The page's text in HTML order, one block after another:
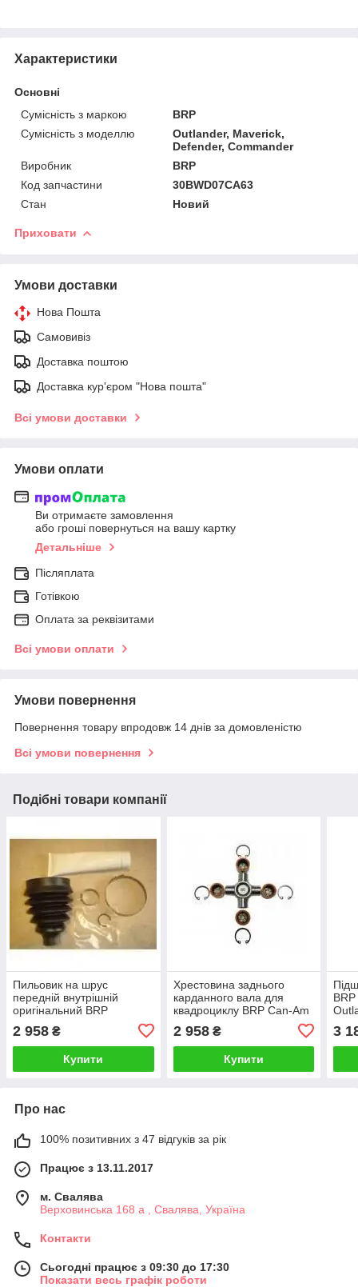
Характеристики
Основні
Сумісність з маркою
BRP
Сумісність з моделлю
Outlander, Maverick,
Defender, Commander
Виробник
BRP
Код запчастини
30BWD07CA63
Стан
Новий
Приховати
Умови доставки
Нова Пошта
Самовивіз
Доставка поштою
Доставка кур'єром "Нова пошта"
Всі умови доставки
Умови оплати
Ви отримаєте замовлення
або гроші повернуться на вашу картку
Детальніше
Післяплата
Готівкою
Оплата за реквізитами
Всі умови оплати
Умови повернення
Повернення товару впродовж 14 днів за домовленістю
Всі умови повернення
Подібні товари компанії
Пильовик на шрус
передній внутрішній
оригінальний BRP
квадроцикла BRP Can-Am
G2
2 958 ₴
Купити
Хрестовина заднього
карданного вала для
квадроциклу BRP Can-Am
715900976
2 958₴
Купити
3
Про нас
100% позитивних з 47 відгуків за рік
Працює з 13.11.2017
м. Свалява
Верховинська 168 а , Свалява, Україна
Контакти
Сьогодні працює з 09:30 до 17:30
Показати весь графік роботи